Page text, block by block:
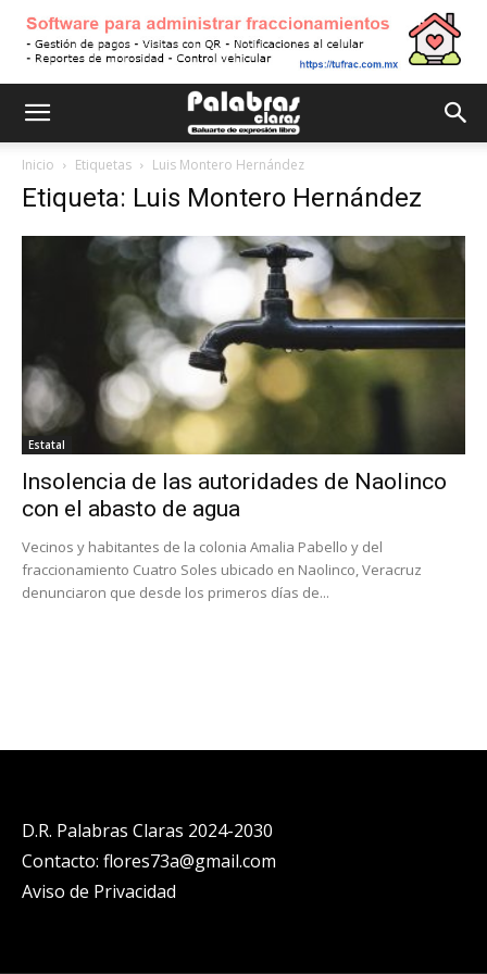
Inicio Etiquetas Luis Montero Hernández
Etiqueta: Luis Montero Hernández
Estatal
Insolencia de las autoridades de Naolinco
con el abasto de agua
Vecinos y habitantes de la colonia Amalia Pabello y del
fraccionamiento Cuatro Soles ubicado en Naolinco, Veracruz
denunciaron que desde los primeros días de...
D.R. Palabras Claras 2024-2030
Contacto: flores73a@gmail.com
Aviso de Privacidad